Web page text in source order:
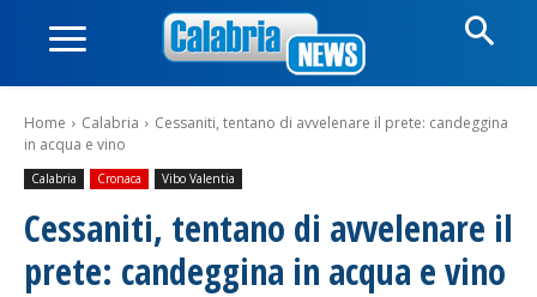
Home Calabria
Cessaniti, tentano di avvelenare il prete: candeggina
in acqua e vino
Calabria Cronaca Vibo Valentia
Cessaniti, tentano di avvelenare il
prete: candeggina in acqua e vino